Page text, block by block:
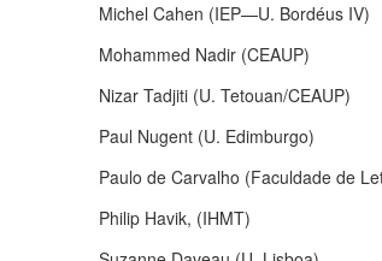
Michel Cahen (IEP—U. Bordéus IV)
Mohammed Nadir (CEAUP)
Nizar Tadjiti (U. Tetouan/CEAUP)
Paul Nugent (U. Edimburgo)
Paulo de Carvalho (Faculdade de
Philip Havik, (IHMT)